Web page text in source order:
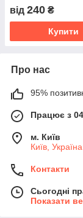
від 240 ₴
Купити
Про нас
95%
Працює з
м. Київ
Київ, Україна
Контакти
Сьогодні
Показати